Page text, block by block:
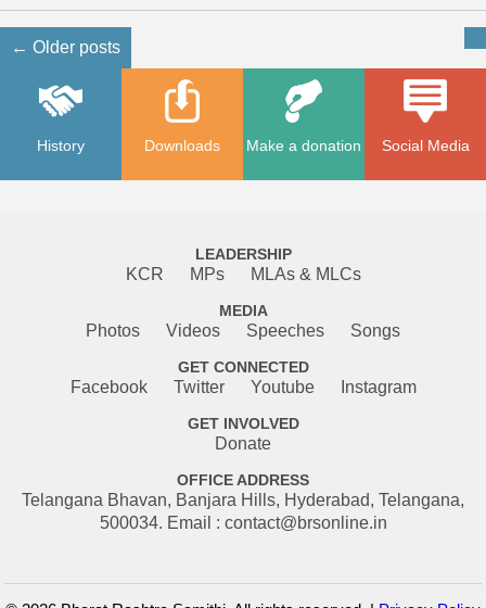
← Older posts
History Social Media
Downloads Make a donation
LEADERSHIP
KCR MPs MLAs & MLCs
MEDIA
Photos Videos Speeches Songs
GET CONNECTED
Facebook Twitter Youtube Instagram
GET INVOLVED
Donate
OFFICE ADDRESS
Telangana Bhavan, Banjara Hills, Hyderabad, Telangana,
500034. Email : contact@brsonline.in